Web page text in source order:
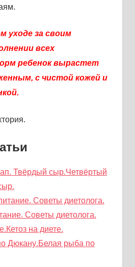
уходе за своим
всех
ребенок вырастет
с чистой кожей и
Четвёртый
Советы диетолога.
Кетоз на диете.
Белая рыба по